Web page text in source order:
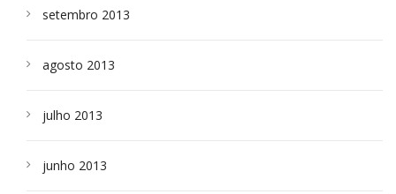
setembro 2013
agosto 2013
julho 2013
junho 2013